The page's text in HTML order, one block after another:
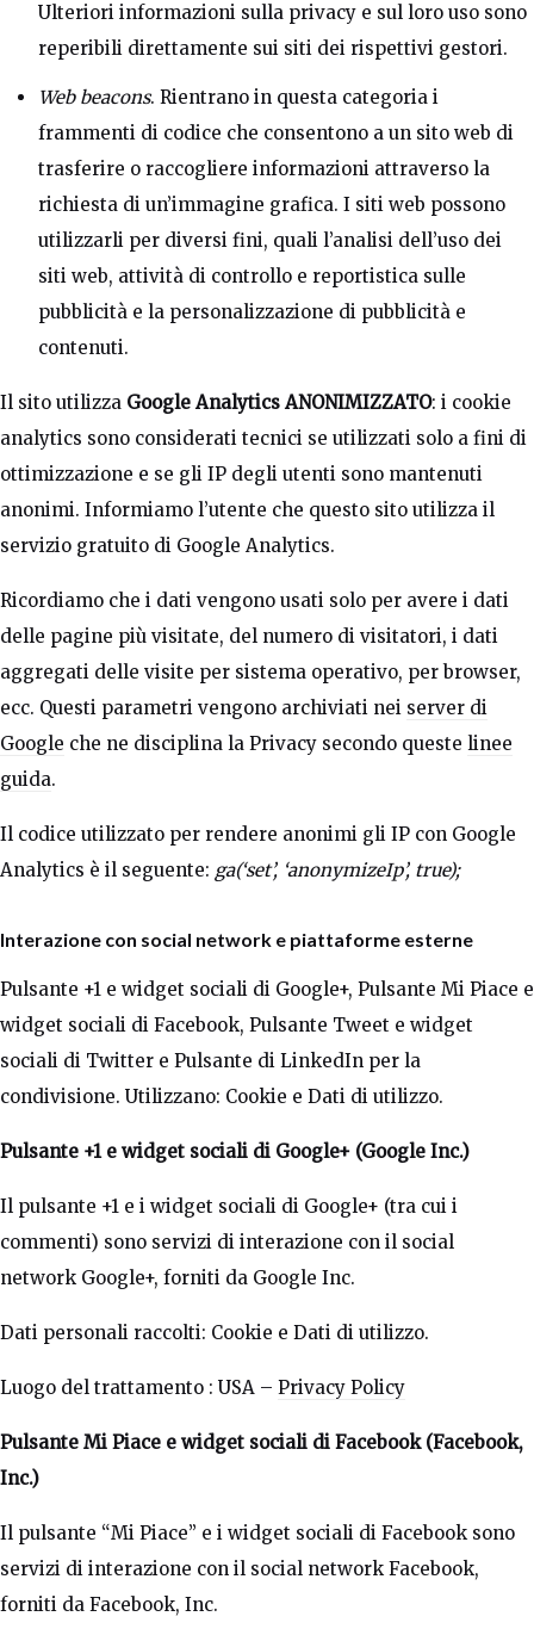
Ulteriori informazioni sulla privacy e sul loro uso sono
reperibili direttamente sui siti dei rispettivi gestori.
Web beacons. Rientrano in questa categoria i
frammenti di codice che consentono a un sito web di
trasferire o raccogliere informazioni attraverso la
richiesta di un’immagine grafica. I siti web possono
utilizzarli per diversi fini, quali l’analisi dell’uso dei
siti web, attività di controllo e reportistica sulle
pubblicità e la personalizzazione di pubblicità e
contenuti.
Il sito utilizza Google Analytics ANONIMIZZATO: i cookie
analytics sono considerati tecnici se utilizzati solo a fini di
ottimizzazione e se gli IP degli utenti sono mantenuti
anonimi. Informiamo l’utente che questo sito utilizza il
servizio gratuito di Google Analytics.
Ricordiamo che i dati vengono usati solo per avere i dati
delle pagine più visitate, del numero di visitatori, i dati
aggregati delle visite per sistema operativo, per browser,
ecc. Questi parametri vengono archiviati nei server di
Google che ne disciplina la Privacy secondo queste linee
guida.
Il codice utilizzato per rendere anonimi gli IP con Google
Analytics è il seguente: ga(‘set’, ‘anonymizeIp’, true);
Interazione con social network e piattaforme esterne
Pulsante +1 e widget sociali di Google+, Pulsante Mi Piace e
widget sociali di Facebook, Pulsante Tweet e widget
sociali di Twitter e Pulsante di LinkedIn per la
condivisione. Utilizzano: Cookie e Dati di utilizzo.
Pulsante +1 e widget sociali di Google+ (Google Inc.)
Il pulsante +1 e i widget sociali di Google+ (tra cui i
commenti) sono servizi di interazione con il social
network Google+, forniti da Google Inc.
Dati personali raccolti: Cookie e Dati di utilizzo.
Luogo del trattamento : USA – Privacy Policy
Pulsante Mi Piace e widget sociali di Facebook (Facebook,
Inc.)
Il pulsante “Mi Piace” e i widget sociali di Facebook sono
servizi di interazione con il social network Facebook,
forniti da Facebook, Inc.